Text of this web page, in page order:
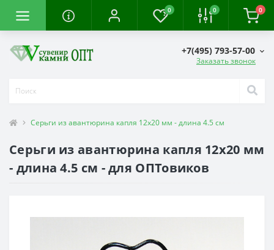
0 0 0
+7(495) 793-57-00
Заказать звонок
Серьги из авантюрина капля 12х20 мм - длина 4.5 см
Серьги из авантюрина капля 12х20 мм
- длина 4.5 см - для ОПТовиков